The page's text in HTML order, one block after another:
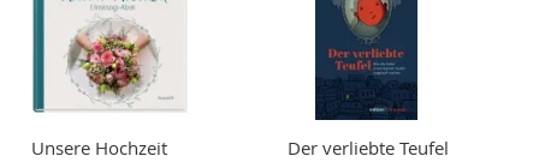
Unsere Hochzeit
Der verliebte Teufel